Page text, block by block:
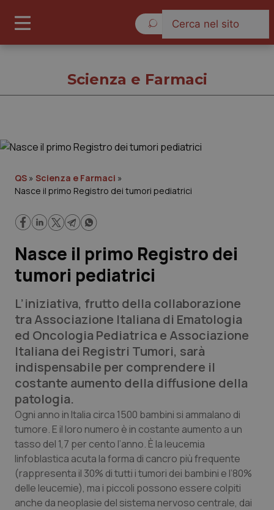
Cronache
Lavoro e Professioni
Scienza e Farmaci
Studi e Analisi
Lettere al direttore
Edizioni Regionali
QS Pro
Professionisti Sanitari.AI
Abruzzo
QS Pro Gold
Scienza e Farmaci
QS » Scienza e Farmaci »
Nasce il primo Registro dei tumori pediatrici
Nasce il primo Registro dei
tumori pediatrici
L’iniziativa, frutto della collaborazione
tra Associazione Italiana di Ematologia
ed Oncologia Pediatrica e Associazione
Italiana dei Registri Tumori, sarà
indispensabile per comprendere il
costante aumento della diffusione della
patologia.
Ogni anno in Italia circa 1500 bambini si ammalano di
tumore. E il loro numero è in costante aumento a un
tasso del 1,7 per cento l’anno. È la leucemia
linfoblastica acuta la forma di cancro più frequente
(rappresenta il 30% di tutti i tumori dei bambini e l’80%
delle leucemie), ma i piccoli possono essere colpiti
anche da neoplasie del sistema nervoso centrale, dai